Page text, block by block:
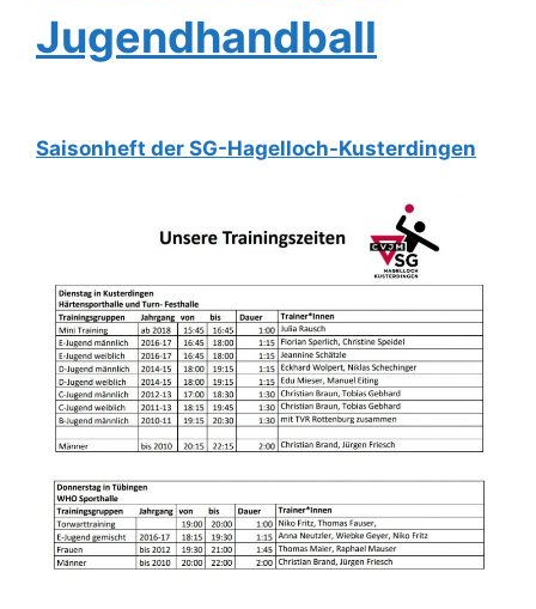
Jugendhandball
Saisonheft der SG-Hagelloch-Kusterdingen